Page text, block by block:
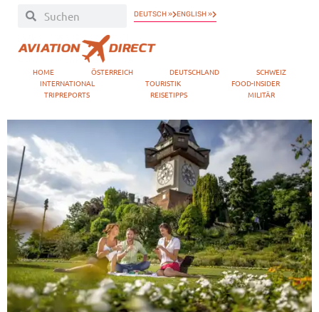
DEUTSCH » ENGLISH »
HOME ÖSTERREICH DEUTSCHLAND
SCHWEIZ
INTERNATIONAL
TOURISTIK
FOOD-INSIDER
TRIPREPORTS
REISETIPPS MILITÄR